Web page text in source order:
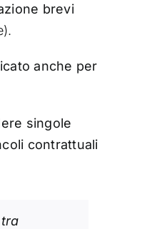
brevi
anche per
singole
contrattuali
tra